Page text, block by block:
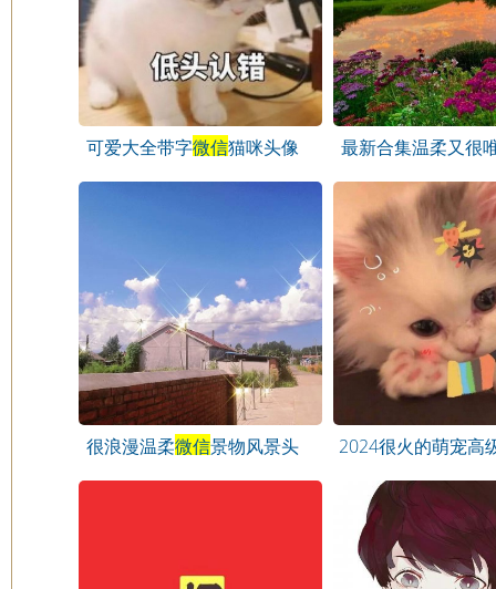
可爱大全带字微信猫咪头像
最新合集温柔又很
很浪漫温柔微信景物风景头
2024很火的萌宠高